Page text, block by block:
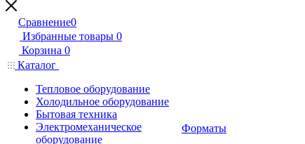
Сравнение0
Избранные товары 0
Корзина 0
Каталог
Тепловое оборудование
Холодильное оборудование
Бытовая техника
Электромеханическое
оборудование
Форматы